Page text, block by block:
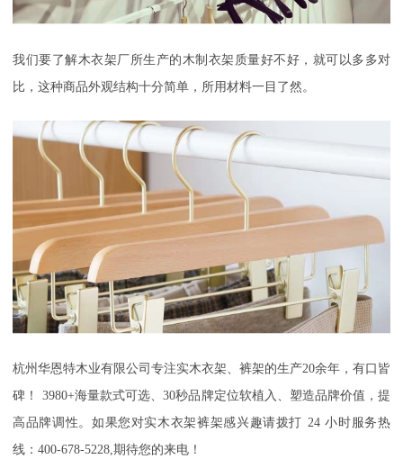
我们要了解木衣架厂所生产的木制衣架质量好不好，就可以多多对
比，这种商品外观结构十分简单，所用材料一目了然。
杭州华恩特木业有限公司 专注实木衣架、裤架的生产20余年，有口皆
碑！
3980+海量款式可选、30秒品牌定位软植入、塑造品牌价值，提
高品牌调性。如果您对实木衣架裤架感兴趣请拨打 24 小时服务热
线： 400-678-5228,期待您的来电！